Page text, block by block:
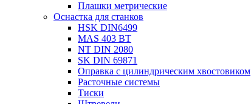
Плашки метрические
Оснастка для станков
HSK DIN6499
MAS 403 BT
NT DIN 2080
SK DIN 69871
Оправка с цилиндрическим хвостовиком
Расточные системы
Тиски